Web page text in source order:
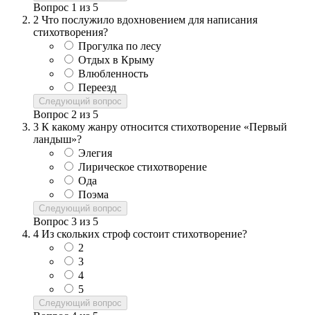
Вопрос 1 из 5
2 Что послужило вдохновением для написания
стихотворения?
Прогулка по лесу
Отдых в Крыму
Влюбленность
Переезд
Следующий вопрос
Вопрос 2 из 5
3 К какому жанру относится стихотворение «Первый
ландыш»?
Элегия
Лирическое стихотворение
Ода
Поэма
Следующий вопрос
Вопрос 3 из 5
4 Из скольких строф состоит стихотворение?
2
3
4
5
Следующий вопрос